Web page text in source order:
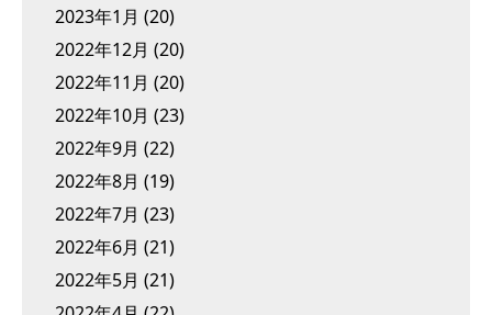
2023年1月 (20)
2022年12月 (20)
2022年11月 (20)
2022年10月 (23)
2022年9月 (22)
2022年8月 (19)
2022年7月 (23)
2022年6月 (21)
2022年5月 (21)